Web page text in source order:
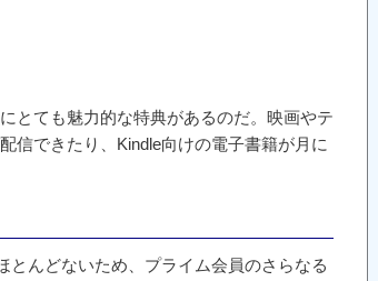
とても魅力的な特典があるのだ。映画やテ
信できたり、Kindle向けの電子書籍が月に
んどないため、プライム会員のさらなる